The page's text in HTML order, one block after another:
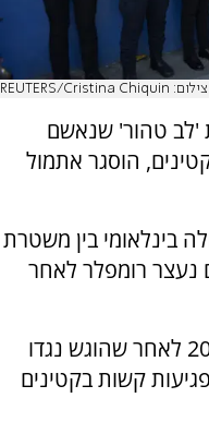
צילום: REUTERS/Cristina Chiquin
'לב טהור' שנאשם
הוסגר אתמול
בינלאומי בין משטרת
נעצר רומפלר לאחר
רומפלר נמלט מישראל בשנת 2020 לאחר שהוגש נגדו
קשות בקטינים